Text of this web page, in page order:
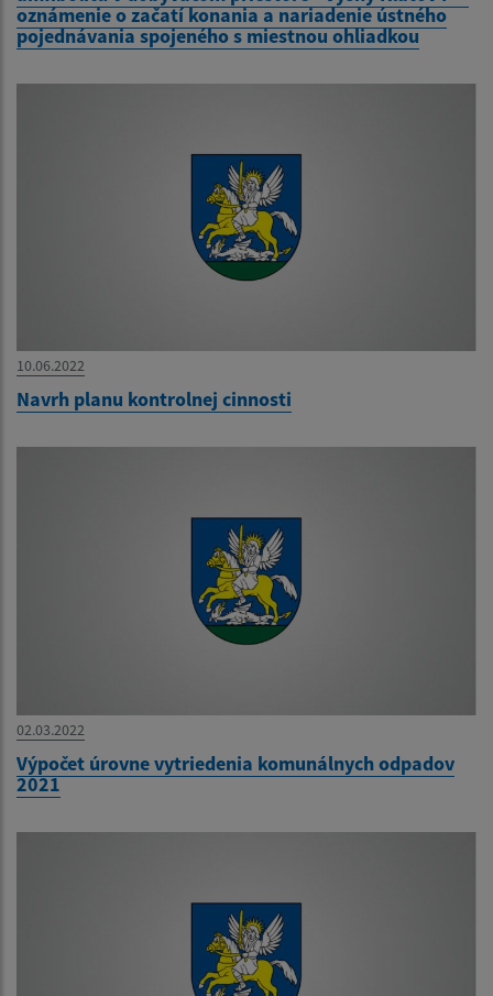
oznámenie o začatí konania a nariadenie ústného
pojednávania spojeného s miestnou ohliadkou
10.06.2022
Navrh planu kontrolnej cinnosti
02.03.2022
Výpočet úrovne vytriedenia komunálnych odpadov
2021